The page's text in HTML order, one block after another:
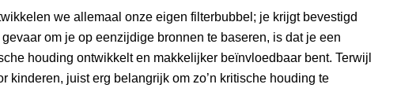
we allemaal onze eigen filterbubbel; je krijgt bevestigd
om je op eenzijdige bronnen te baseren, is dat je een
houding ontwikkelt en makkelijker beïnvloedbaar bent. Terwijl
kinderen, juist erg belangrijk om zo’n kritische houding te